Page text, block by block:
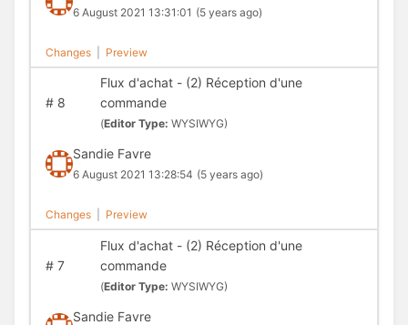
6 August 2021 13:31:01 (5 years ago)
Changes Preview
#8
Flux d'achat - (2) Réception d'une
commande
(Editor Type: WYSIWYG)
Sandie Favre
6 August 2021 13:28:54 (5 years ago)
Changes Preview
#7
Flux d'achat - (2) Réception d'une
commande
(Editor Type: WYSIWYG)
Sandie Favre